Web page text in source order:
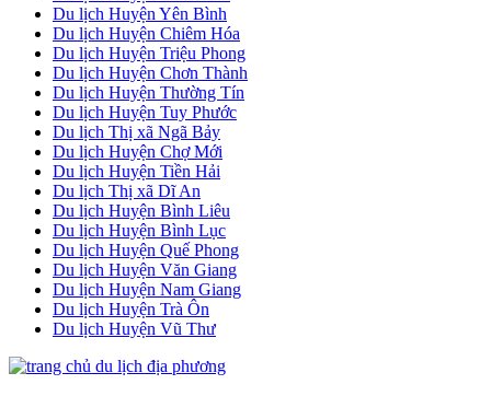
Du lịch Huyện Yên Bình
Du lịch Huyện Chiêm Hóa
Du lịch Huyện Triệu Phong
Du lịch Huyện Chơn Thành
Du lịch Huyện Thường Tín
Du lịch Huyện Tuy Phước
Du lịch Thị xã Ngã Bảy
Du lịch Huyện Chợ Mới
Du lịch Huyện Tiền Hải
Du lịch Thị xã Dĩ An
Du lịch Huyện Bình Liêu
Du lịch Huyện Bình Lục
Du lịch Huyện Quế Phong
Du lịch Huyện Văn Giang
Du lịch Huyện Nam Giang
Du lịch Huyện Trà Ôn
Du lịch Huyện Vũ Thư